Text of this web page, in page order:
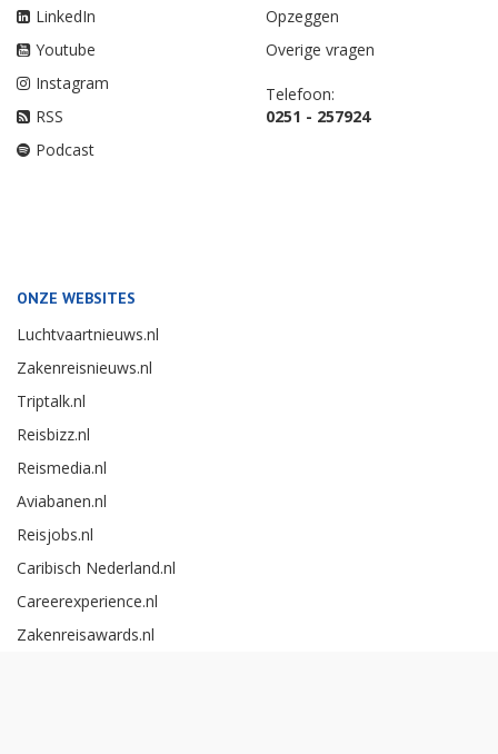
LinkedIn
Youtube
Instagram
RSS
Podcast
Opzeggen
Overige vragen
Telefoon:
0251 - 257924
ONZE WEBSITES
Luchtvaartnieuws.nl
Zakenreisnieuws.nl
Triptalk.nl
Reisbizz.nl
Reismedia.nl
Aviabanen.nl
Reisjobs.nl
Caribisch Nederland.nl
Careerexperience.nl
Zakenreisawards.nl